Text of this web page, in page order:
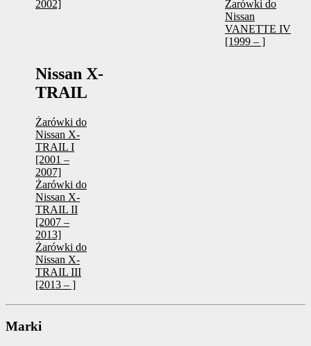
2002]
Żarówki do
Nissan
VANETTE IV
[1999 – ]
Nissan X-
TRAIL
Żarówki do
Nissan X-
TRAIL I
[2001 –
2007]
Żarówki do
Nissan X-
TRAIL II
[2007 –
2013]
Żarówki do
Nissan X-
TRAIL III
[2013 – ]
Marki